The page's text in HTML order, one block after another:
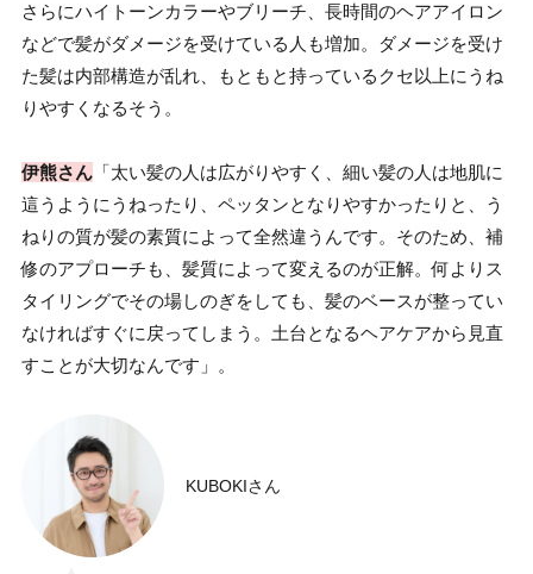
さらにハイトーンカラーやブリーチ、長時間のヘアアイロン
などで髪がダメージを受けている人も増加。ダメージを受け
た髪は内部構造が乱れ、もともと持っているクセ以上にうね
りやすくなるそう。
伊熊さん 「太い髪の人は広がりやすく、細い髪の人は地肌に
這うようにうねったり、ペッタンとなりやすかったりと、う
ねりの質が髪の素質によって全然違うんです。そのため、補
修のアプローチも、髪質によって変えるのが正解。何よりス
タイリングでその場しのぎをしても、髪のベースが整ってい
なければすぐに戻ってしまう。土台となるヘアケアから見直
すことが大切なんです」。
KUBOKIさん